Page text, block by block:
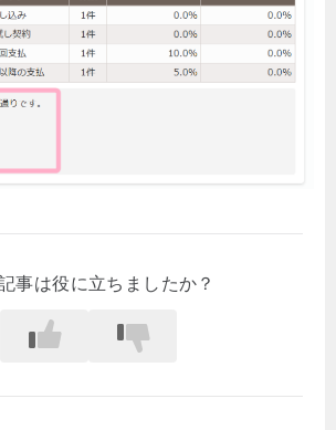
事は役に立ちましたか？